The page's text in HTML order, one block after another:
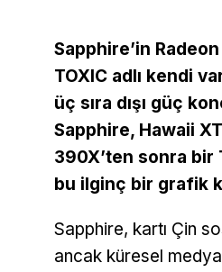
Sapphire’in
TOXIC adlı kendi
üç sıra dışı güç
Sapphire, Hawaii
390X’ten sonra bir
bu ilginç bir grafik
Sapphire, kartı Çin
ancak küresel